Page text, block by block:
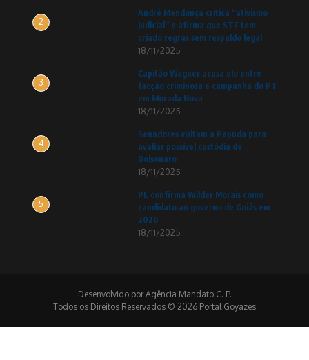
2
André Mendonça critica “ativismo
judicial” e afirma que STF tem
criado regras sem respaldo legal
18/11/2025
3
Capitão Wagner acusa elo entre
facção criminosa e campanha do PT
em Morada Nova
18/11/2025
4
Senadores visitam a Papuda para
avaliar possível custódia de
Bolsonaro
18/11/2025
5
PL confirma Wilder Morais como
candidato ao governo de Goiás em
2026
18/11/2025
Desenvolvido por Agência Mandato C. P.
Todos os Direitos Reservados © 2026 Portal Goyazes